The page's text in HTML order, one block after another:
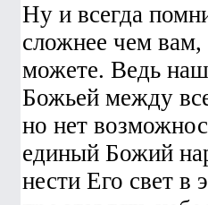
Ну и всегда
сложнее чем вам,
можете. Ведь
Божьей между
но нет
единый Божий
нести Его свет